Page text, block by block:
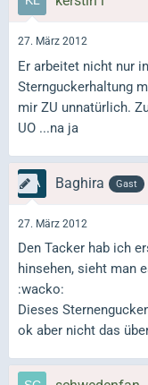
27. März 2012
Er arbeitet nicht nur
Sternguckerhaltung
mir ZU unnatürlich.
UO ...na ja
Baghira Gast
27. März 2012
Den Tacker hab ich
hinsehen, sieht man
:wacko:
Dieses
ok aber nicht das